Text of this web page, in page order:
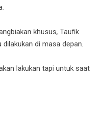
khusus, Taufik
di masa depan.
lakukan tapi untuk saat